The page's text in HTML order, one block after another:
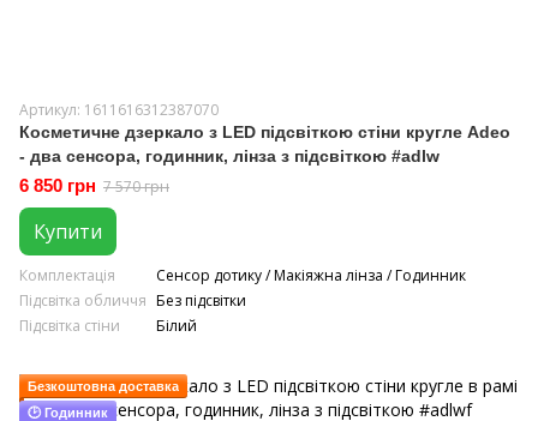
Артикул: 1611616312387070
Косметичне дзеркало з LED підсвіткою стіни кругле Adeo
- два сенсора, годинник, лінза з підсвіткою #adlw
6 850 грн 7 570 грн
Купити
Комплектація
Сенсор дотику / Макіяжна лінза / Годинник
Підсвітка обличчя Без підсвітки
Підсвітка стіни
Білий
Безкоштовна доставка
🕑 Годинник